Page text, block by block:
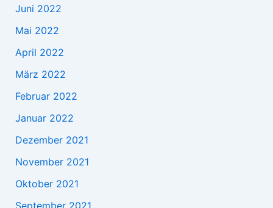
Juni 2022
Mai 2022
April 2022
März 2022
Februar 2022
Januar 2022
Dezember 2021
November 2021
Oktober 2021